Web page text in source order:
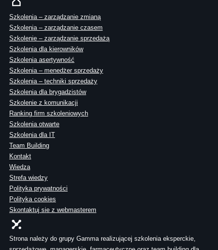
Szkolenia – zarządzanie zmianą
Szkolenia – zarządzanie czasem
Szkolenie – zarządzanie sprzedażą
Szkolenia dla kierowników
Szkolenia asertywność
Szkolenia – menedżer sprzedaży
Szkolenia – techniki sprzedaży
Szkolenia dla brygadzistów
Szkolenie z komunikacji
Ranking firm szkoleniowych
Szkolenia otwarte
Szkolenia dla IT
Team Building
Kontakt
Wiedza
Strefa wiedzy
Polityka prywatności
Polityka cookies
Skontaktuj sie z webmasterem
Strona należy do grupy Gamma realizującej szkolenia eksperckie,